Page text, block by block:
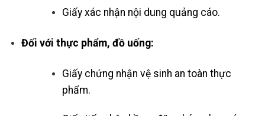
Giấy xác nhận nội dung quảng cáo.
Đối với thực phẩm, đồ uống:
Giấy chứng nhận vệ sinh an toàn thực
phẩm.